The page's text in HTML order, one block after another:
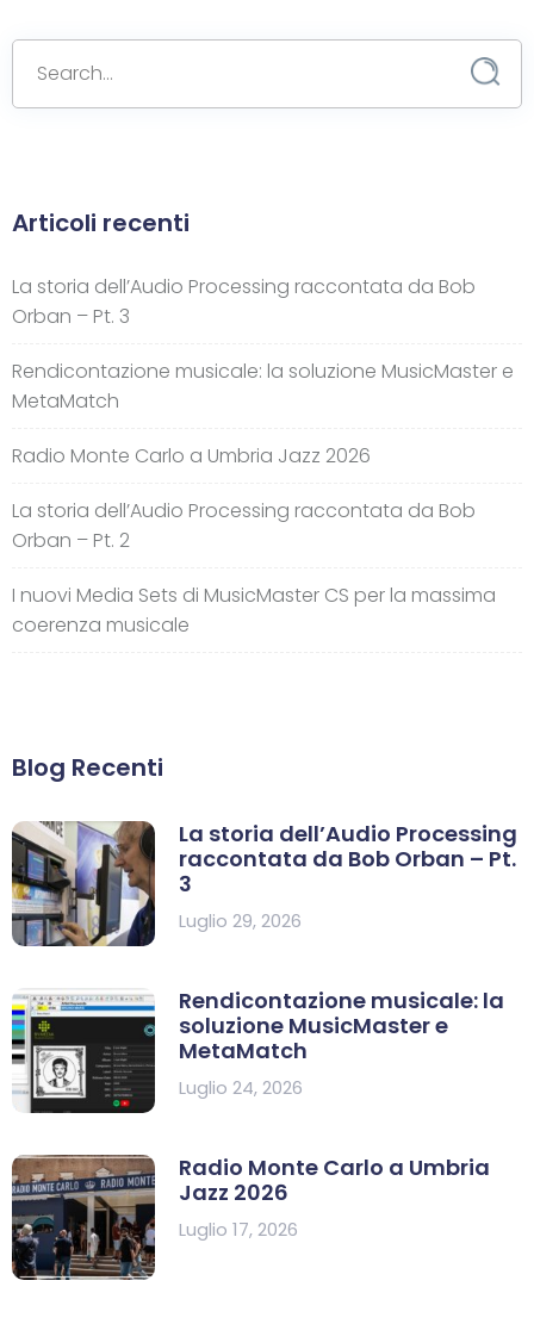
Articoli recenti
La storia dell’Audio Processing raccontata da Bob
Orban – Pt. 3
Rendicontazione musicale: la soluzione MusicMaster e
MetaMatch
Radio Monte Carlo a Umbria Jazz 2026
La storia dell’Audio Processing raccontata da Bob
Orban – Pt. 2
I nuovi Media Sets di MusicMaster CS per la massima
coerenza musicale
Blog Recenti
La storia dell’Audio Processing
raccontata da Bob Orban – Pt.
3
Luglio 29, 2026
Rendicontazione musicale: la
soluzione MusicMaster e
MetaMatch
Luglio 24, 2026
Radio Monte Carlo a Umbria
Jazz 2026
Luglio 17, 2026